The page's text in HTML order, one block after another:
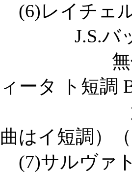
(6)レイチェ
J.S.バッハ
無伴奏フ
ィータ ト短調
第3楽章
曲はイ短調）
(7)サルヴァ